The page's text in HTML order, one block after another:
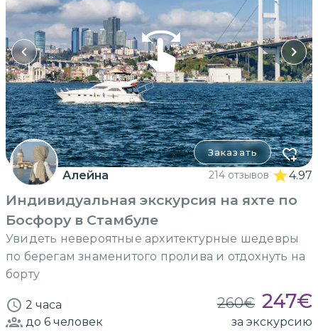
Заказать
Алейна 214 отзывов 4.97
Индивидуальная экскурсия на яхте по
Босфору в Стамбуле
Увидеть невероятные архитектурные шедевры
по берегам знаменитого пролива и отдохнуть на
борту
2 часа 260€ 247€
до 6 человек за экскурсию